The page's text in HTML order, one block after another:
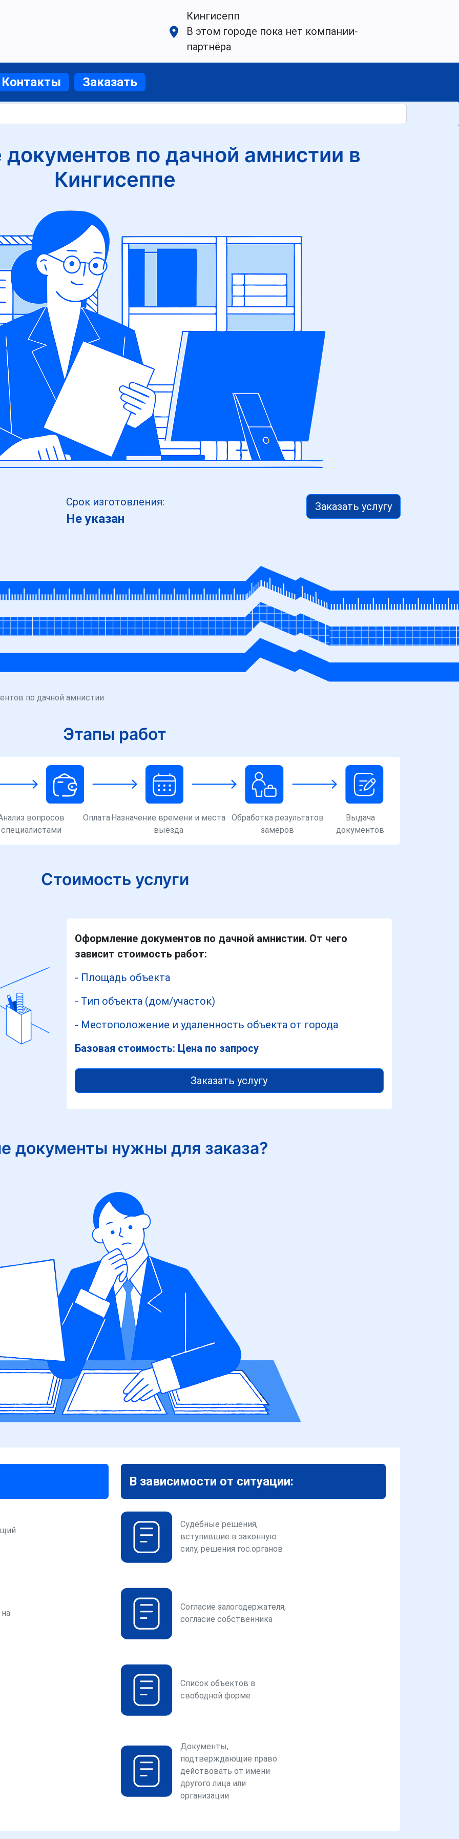
Кингисепп
В этом городе пока нет компании-
партнёра
Контакты Заказать
по дачной амнистии в
Кингисеппе
Срок изготовления:
Не указан
Заказать услугу
по дачной амнистии
Этапы работ
вопросов
специалистами
ОплатаНазначение времени и места
выезда
Обработка результатов
замеров
Выдача
документов
Стоимость услуги
Оформление документов по дачной амнистии. От чего
зависит стоимость работ:
- Площадь объекта
- Тип объекта (дом/участок)
- Местоположение и удаленность объекта от города
Базовая стоимость: Цена по запросу
Заказать услугу
документы нужны для заказа?
В зависимости от ситуации:
Судебные решения,
вступившие в законную
силу, решения гос.органов
Согласие залогодержателя,
согласие собственника
Список объектов в
свободной форме
Документы,
подтверждающие право
действовать от имени
другого лица или
организации